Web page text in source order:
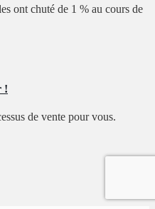
ont chuté de 1 % au cours de
!
de vente pour vous.